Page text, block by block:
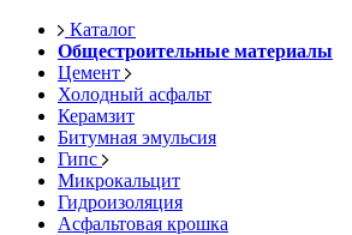
Каталог
Общестроительные материалы
Цемент
Холодный асфальт
Керамзит
Битумная эмульсия
Гипс
Микрокальцит
Гидроизоляция
Асфальтовая крошка